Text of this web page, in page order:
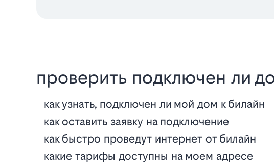
проверить подключен ли
как узнать, подключен ли мой дом к билайн
как оставить заявку на подключение
как быстро проведут интернет от билайн
какие тарифы доступны на моем адресе